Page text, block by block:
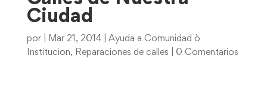
Ciudad
por Mar 21, 2014| Ayuda a Comunidad ò
Institucion, Reparaciones de calles 0 Comentarios